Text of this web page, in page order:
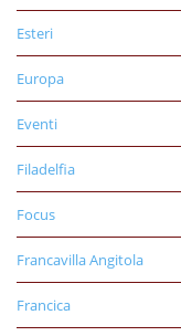
Esteri
Europa
Eventi
Filadelfia
Focus
Francavilla Angitola
Francica